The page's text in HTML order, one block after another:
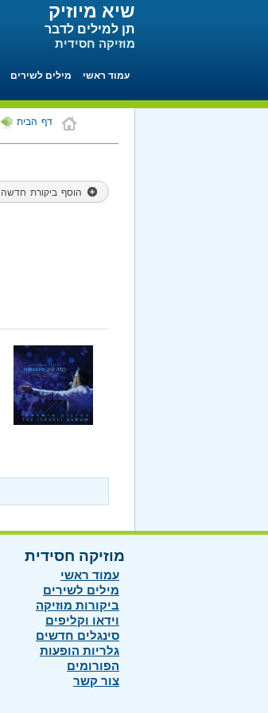
שיא מיוזיק
תן למילים לדבר
מוזיקה חסידית
עמוד ראשי מילים לשירים
דף הבית
הוסף ביקורת חדשה
מוזיקה חסידית
עמוד ראשי
מילים לשירים
ביקורות מוזיקה
וידאו וקליפים
סינגלים חדשים
גלריות הופעות
הפורומים
צור קשר